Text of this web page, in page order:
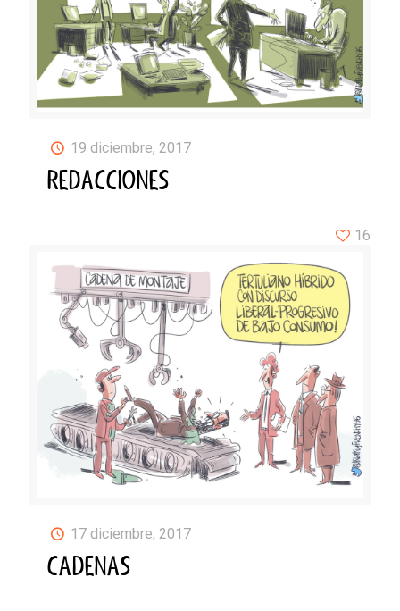
19 diciembre, 2017
REDACCIONES
17 diciembre, 2017
CADENAS
16